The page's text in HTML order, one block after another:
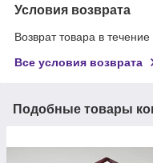
Условия возврата
Возврат товара в
Все условия возврата
Подобные товары